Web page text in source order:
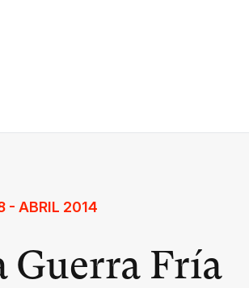
- ABRIL 2014
Guerra Fría